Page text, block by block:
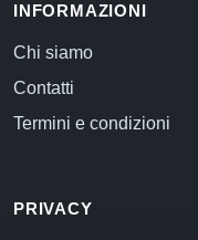
INFORMAZIONI
Chi siamo
Contatti
Termini e condizioni
PRIVACY